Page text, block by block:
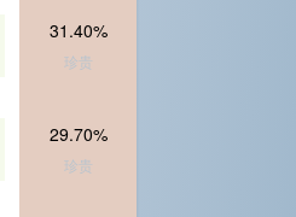
31.40%
珍贵
29.70%
珍贵